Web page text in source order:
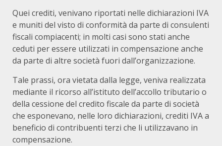
Quei crediti, venivano riportati nelle dichiarazioni IVA
e muniti del visto di conformità da parte di consulenti
fiscali compiacenti; in molti casi sono stati anche
ceduti per essere utilizzati in compensazione anche
da parte di altre società fuori dall’organizzazione.
Tale prassi, ora vietata dalla legge, veniva realizzata
mediante il ricorso all’istituto dell’accollo tributario o
della cessione del credito fiscale da parte di società
che esponevano, nelle loro dichiarazioni, crediti IVA a
beneficio di contribuenti terzi che li utilizzavano in
compensazione.